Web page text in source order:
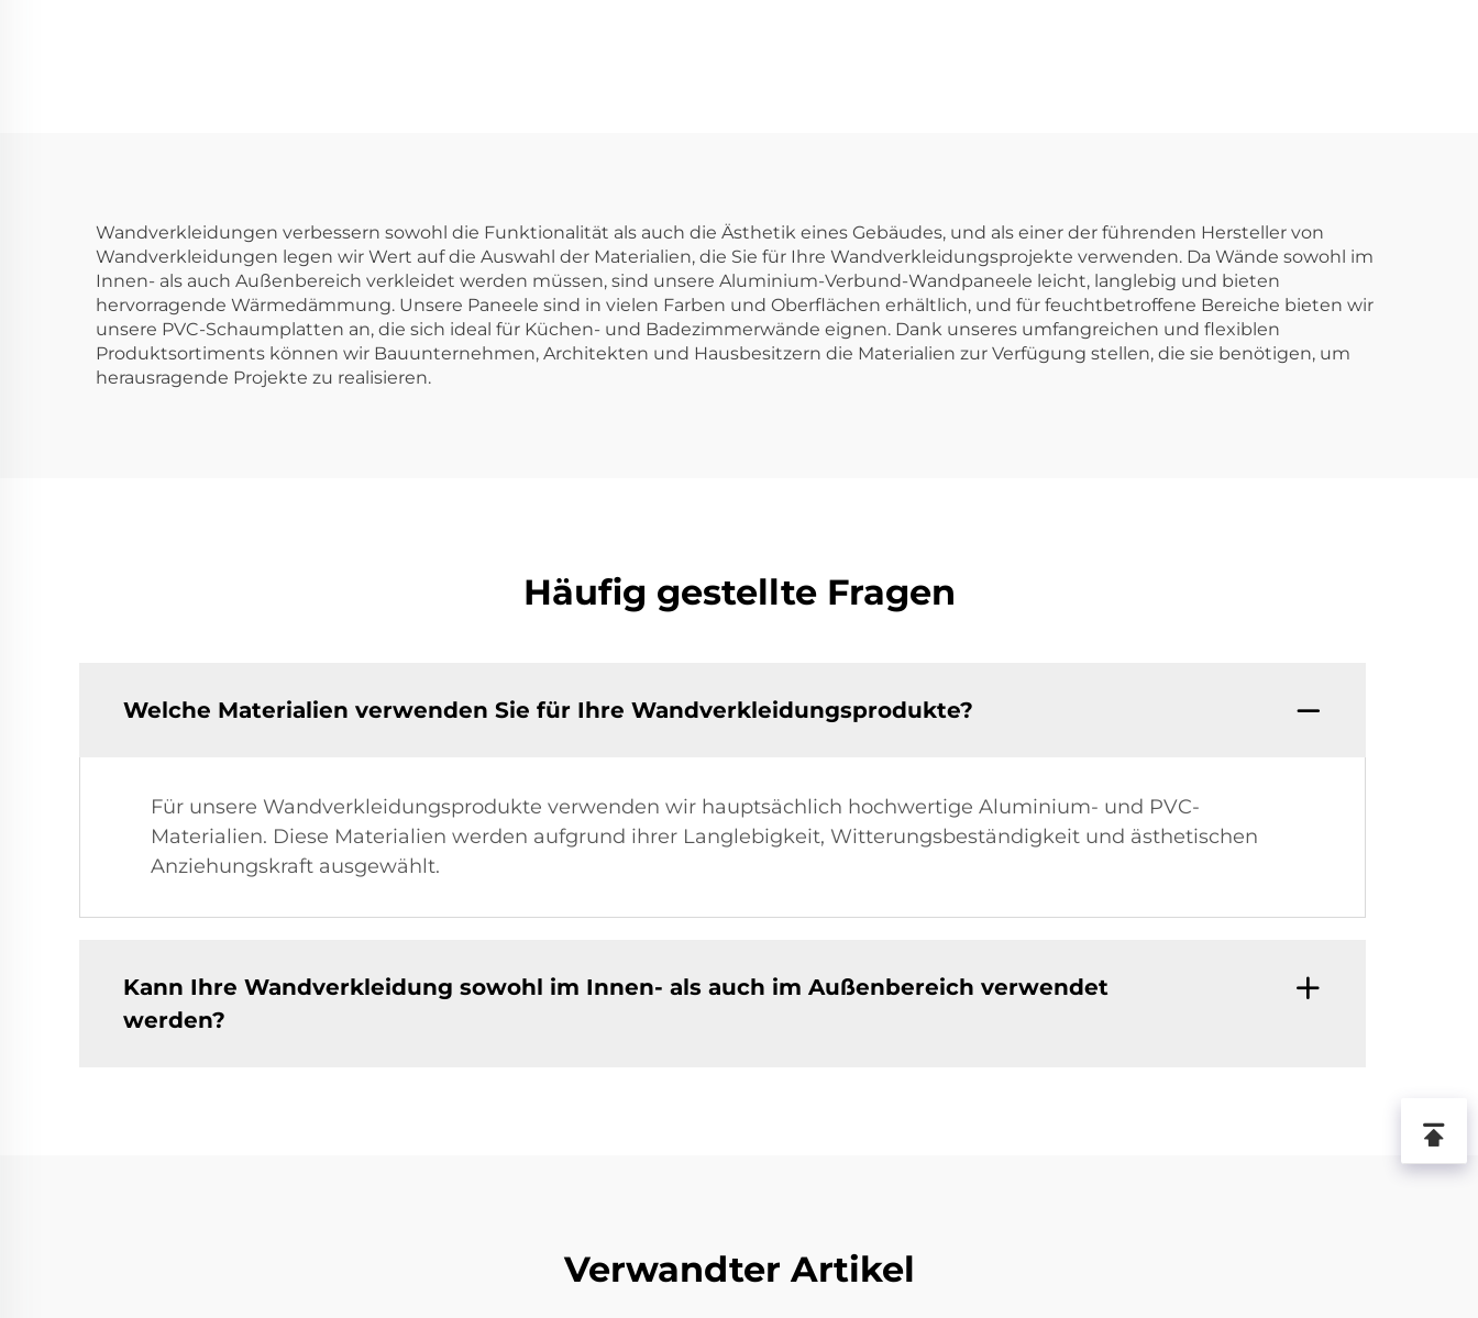
Wandverkleidungen verbessern sowohl die Funktionalität als auch die Ästhetik eines Gebäudes, und als einer der führenden Hersteller von
Wandverkleidungen legen wir Wert auf die Auswahl der Materialien, die Sie für Ihre Wandverkleidungsprojekte verwenden. Da Wände sowohl im
Innen- als auch Außenbereich verkleidet werden müssen, sind unsere Aluminium-Verbund-Wandpaneele leicht, langlebig und bieten
hervorragende Wärmedämmung. Unsere Paneele sind in vielen Farben und Oberflächen erhältlich, und für feuchtbetroffene Bereiche bieten wir
unsere PVC-Schaumplatten an, die sich ideal für Küchen- und Badezimmerwände eignen. Dank unseres umfangreichen und flexiblen
Produktsortiments können wir Bauunternehmen, Architekten und Hausbesitzern die Materialien zur Verfügung stellen, die sie benötigen, um
herausragende Projekte zu realisieren.
Häufig gestellte Fragen
Welche Materialien verwenden Sie für Ihre Wandverkleidungsprodukte?
Für unsere Wandverkleidungsprodukte verwenden wir hauptsächlich hochwertige Aluminium- und PVC-
Materialien. Diese Materialien werden aufgrund ihrer Langlebigkeit, Witterungsbeständigkeit und ästhetischen
Anziehungskraft ausgewählt.
Kann Ihre Wandverkleidung sowohl im Innen- als auch im Außenbereich verwendet
werden?
Verwandter Artikel